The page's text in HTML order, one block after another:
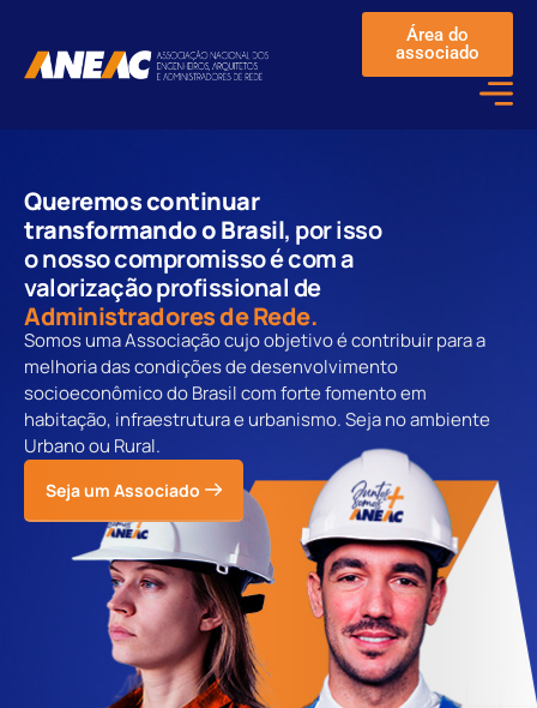
Área do
associado
Queremos continuar
transformando o Brasil, por isso
o nosso compromisso é com a
valorização profissional de
Engenheiros.
Somos uma Associação cujo objetivo é contribuir para a
melhoria das condições de desenvolvimento
socioeconômico do Brasil com forte fomento em
habitação, infraestrutura e urbanismo. Seja no ambiente
Urbano ou Rural.
Seja um Associado